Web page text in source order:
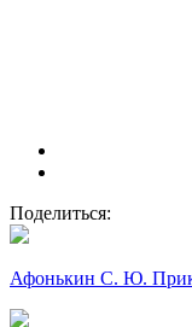
Поделиться:
Афонькин С. Ю.